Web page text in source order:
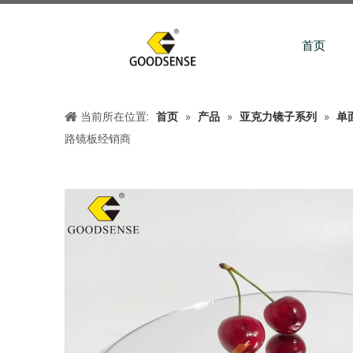
首页
当前所在位置: 首页 » 产品 » 亚克力镜子系列 » 单
路镜板经销商